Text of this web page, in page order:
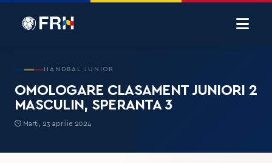
HANDBAL JUNIOR
OMOLOGARE CLASAMENT JUNIORI 2
MASCULIN, SPERANTA 3
Marți, 23 aprilie 2024